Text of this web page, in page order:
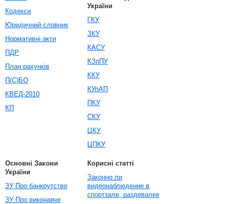
Кодекси
Юридичний словник
Нормативні акти
ПДР
План рахунків
П(С)БО
КВЕД-2010
КП
України
ГКУ
ЗКУ
КАСУ
КЗпПУ
ККУ
КУпАП
ПКУ
СКУ
ЦКУ
ЦПКУ
Основні Закони
України
ЗУ Про банкрутство
ЗУ Про виконавче
Корисні статті
Законно ли
видеонаблюдение в
спортзале, раздевалке